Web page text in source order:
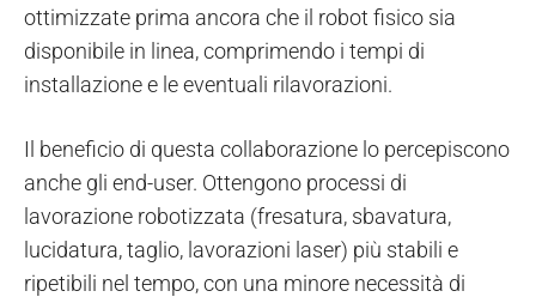
ottimizzate prima ancora che il robot fisico sia
disponibile in linea, comprimendo i tempi di
installazione e le eventuali rilavorazioni.
Il beneficio di questa collaborazione lo percepiscono
anche gli end-user. Ottengono processi di
lavorazione robotizzata (fresatura, sbavatura,
lucidatura, taglio, lavorazioni laser) più stabili e
ripetibili nel tempo, con una minore necessità di